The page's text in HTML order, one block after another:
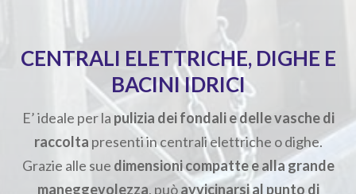
CENTRALI ELETTRICHE, DIGHE E
BACINI IDRICI
E’ ideale per la pulizia dei fondali e delle vasche di
raccolta presenti in centrali elettriche o dighe.
Grazie alle sue dimensioni compatte e alla grande
maneggevolezza, puòavvicinarsi al punto di